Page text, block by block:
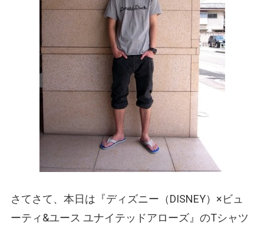
さてさて、本日は『ディズニー （DISNEY） ×ビュ
ーティ&ユース ユナイテッドアローズ』のTシャツ